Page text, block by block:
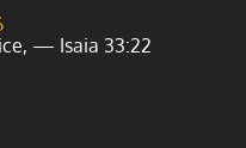
— Isaia 33:22